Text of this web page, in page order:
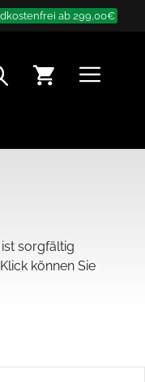
ab 299,00€
MENÜ
sorgfältig
können Sie